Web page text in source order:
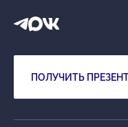
ПОЛУЧИТЬ